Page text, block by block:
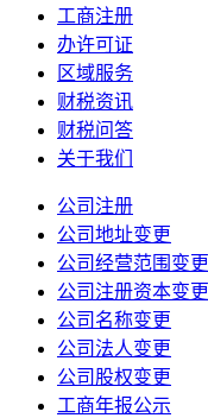
工商注册
办许可证
区域服务
财税资讯
财税问答
关于我们
公司注册
公司地址变更
公司经营范围变更
公司注册资本变更
公司名称变更
公司法人变更
公司股权变更
工商年报公示